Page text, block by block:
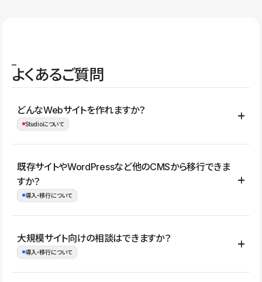
よくあるご質問
どんなWebサイトを作れますか？
Studioについて
コーポレートサイト、サービスサイト、LP、採用サイト、ブロ
グ・メディア、イベントサイト、店舗・商品紹介サイト、ポートフ
ォリオなど幅広く制作できます。
既存サイトやWordPressなど他のCMSから移行できま
すか？
導入・移行について
はい。既存サイトの構成やコンテンツ、URLを整理したうえで、
Studio上に再構築する形で移行できます。 WordPressの場合は、
大規模サイト向けの相談はできますか？
導入・移行について